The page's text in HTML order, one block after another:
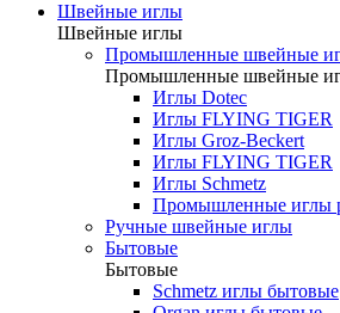
Швейные иглы
Швейные иглы
Промышленные швейные
Промышленные швейные
Иглы Dotec
Иглы FLYING TIGER
Иглы Groz-Beckert
Иглы FLYING TIGER
Иглы Schmetz
Промышленные иглы
Ручные швейные иглы
Бытовые
Бытовые
Schmetz иглы бытовые